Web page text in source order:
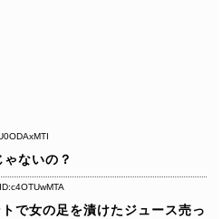
ないの？
ID:c4OTUwMTA
で女の足を漬けたジュース売っ